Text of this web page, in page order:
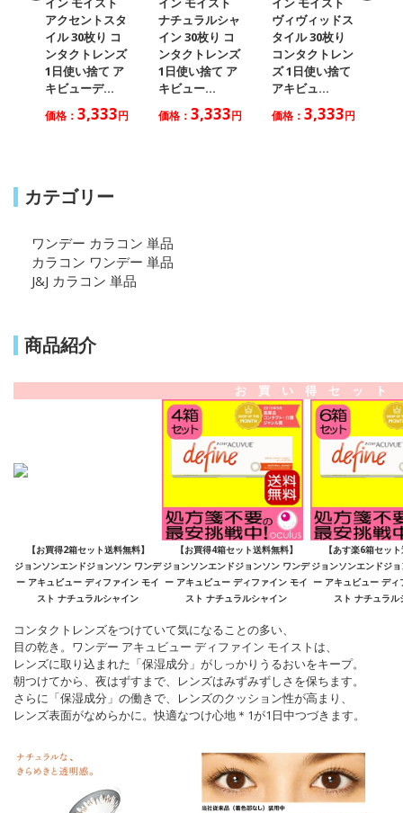
アクセントスタ
イル 30枚り コ
ンタクトレンズ
1日使い捨て ア
キビューデ...
価格： 3,333円
ナチュラルシャ
イン 30枚り コ
ンタクトレンズ
1日使い捨て ア
キビュー...
価格： 3,333円
ヴィヴィッドス
タイル 30枚り
コンタクトレン
ズ 1日使い捨て
アキビュ...
価格： 3,333円
カテゴリー
ワンデー カラコン 単品
カラコン ワンデー 単品
J&J カラコン 単品
商品紹介
お 買 い 得 セ ッ ト
【お買得2箱セット送料無料】
ジョンソンエンドジョンソン ワンデ
ー アキュビュー ディファイン モイ
スト ナチュラルシャイン
【お買得4箱セット送料無料】
ジョンソンエンドジョンソン ワンデ
ー アキュビュー ディファイン モイ
スト ナチュラルシャイン
【あす楽6箱セッ
ジョンソンエンドジ
ー アキュビュー ディ
スト ナチュラル
コンタクトレンズをつけていて気になることの多い、
目の乾き。ワンデー アキュビュー ディファイン モイストは、
レンズに取り込まれた「保湿成分」がしっかりうるおいをキープ。
朝つけてから、夜はずすまで、レンズはみずみずしさを保ちます。
さらに「保湿成分」の働きで、レンズのクッション性が高まり、
レンズ表面がなめらかに。快適なつけ心地＊1が1日中つづきます。